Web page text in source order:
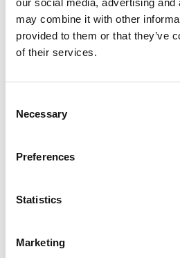
may combine it with other
provided to them or that they’ve
of their services.
Selection
Necessary
Preferences
Statistics
Marketing
Battery Pack 60/100
Battery Pack 60/100